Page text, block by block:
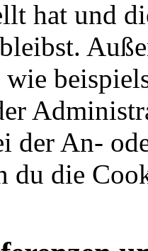
hat und
der An-
du die